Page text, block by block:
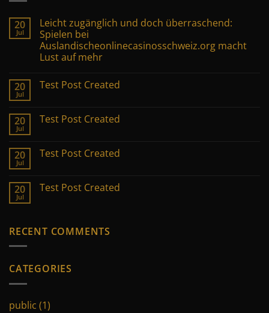
20
Jul
Leicht zugänglich und doch überraschend:
Spielen bei
Auslandischeonlinecasinosschweiz.org macht
Lust auf mehr
20
Jul
Test Post Created
20
Jul
Test Post Created
20
Jul
Test Post Created
20
Jul
Test Post Created
RECENT COMMENTS
CATEGORIES
public (1)